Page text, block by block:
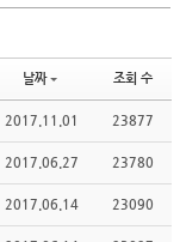
날짜 조회 수
2017.11.01 23877
2017.06.27 23780
2017.06.14 23090